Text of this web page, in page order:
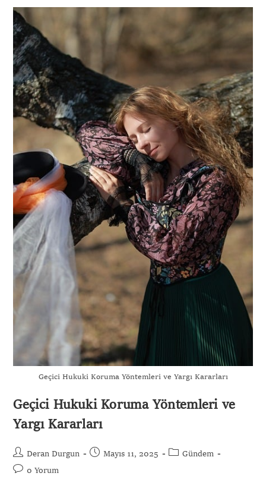
Geçici Hukuki Koruma Yöntemleri ve Yargı Kararları
Geçici Hukuki Koruma Yöntemleri ve
Yargı Kararları
Deran Durgun Mayıs 11, 2025
Gündem
0 Yorum
Gönder